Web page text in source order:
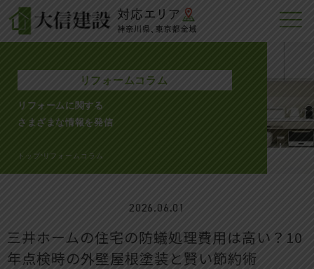
リフォームコラム
リフォームに関する
さまざまな情報を発信
トップ >リフォームコラム
2026.06.01
三井ホームの住宅の防蟻処理費用は高い？10
年点検時の外壁屋根塗装と賢い節約術